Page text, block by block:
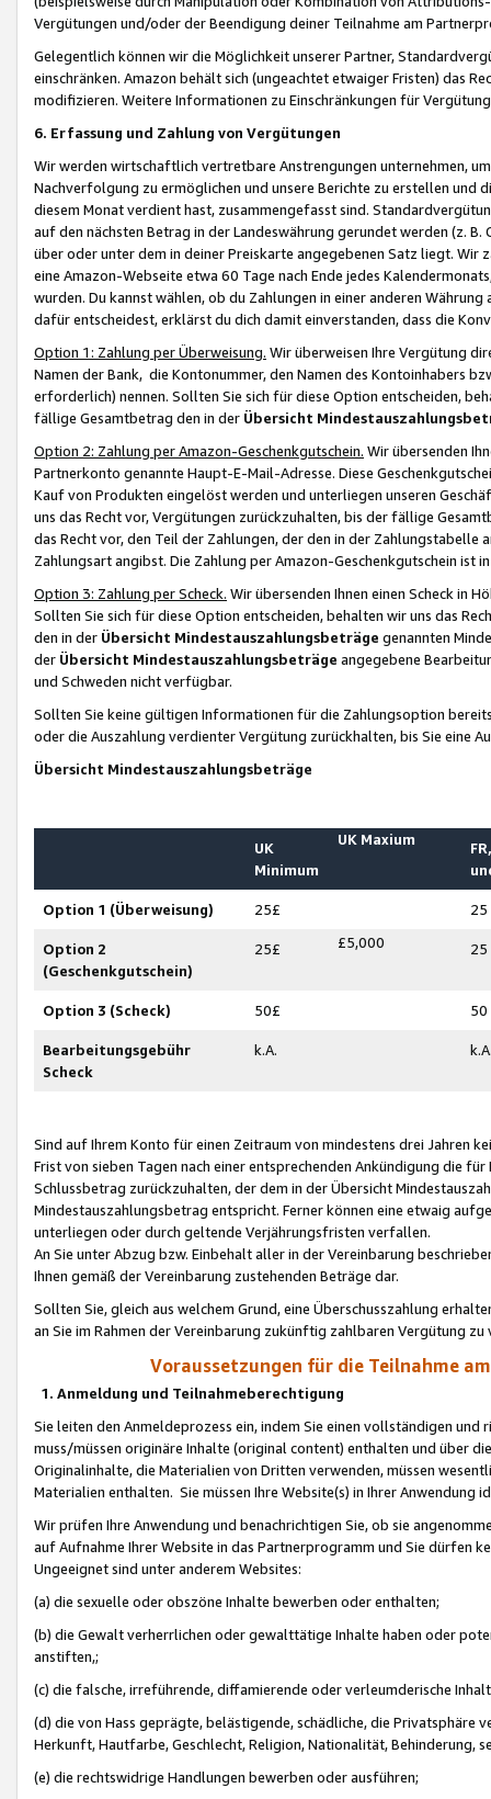
Vergütungen und/oder der Beendigung deiner Teilnahme am
Gelegentlich können wir die Möglichkeit unserer Partner,
einschränken. Amazon behält sich (ungeachtet etwaiger Fristen) das
modifizieren. Weitere Informationen zu Einschränkungen für
6. Erfassung und Zahlung von Vergütungen
Wir werden wirtschaftlich vertretbare Anstrengungen unternehmen,
Nachverfolgung zu ermöglichen und unsere Berichte zu erstellen und
diesem Monat verdient hast, zusammengefasst sind.
auf den nächsten Betrag in der Landeswährung gerundet werden (z.
über oder unter dem in deiner Preiskarte angegebenen Satz liegt.
eine Amazon-Webseite etwa 60 Tage nach Ende jedes
wurden. Du kannst wählen, ob du Zahlungen in einer anderen
dafür entscheidest, erklärst du dich damit einverstanden, dass die
Option 1: Zahlung per Überweisung. Wir überweisen Ihre Vergütung
Namen der Bank, die Kontonummer, den Namen des Kontoinhabers
erforderlich) nennen. Sollten Sie sich für diese Option entscheiden,
fällige Gesamtbetrag den in der Übersicht
Option 2: Zahlung per Amazon-Geschenkgutschein. Wir übersenden
Partnerkonto genannte Haupt-E-Mail-Adresse. Diese
Kauf von Produkten eingelöst werden und unterliegen unseren
uns das Recht vor, Vergütungen zurückzuhalten, bis der fällige
das Recht vor, den Teil der Zahlungen, der den in der
Zahlungsart angibst. Die Zahlung per Amazon-Geschenkgutschein ist
Option 3: Zahlung per Scheck. Wir übersenden Ihnen einen Scheck in
Sollten Sie sich für diese Option entscheiden, behalten wir uns das
den in der Übersicht Mindestauszahlungsbeträge genannten
der Übersicht Mindestauszahlungsbeträge angegebene
und Schweden nicht verfügbar.
Sollten Sie keine gültigen Informationen für die Zahlungsoption
oder die Auszahlung verdienter Vergütung zurückhalten, bis Sie
Übersicht Mindestauszahlungsbeträge
UK
Minimum
UK Maxium
Option 1 (Überweisung) 25£ 25
Option 2
(Geschenkgutschein)
25£ £5,000 25
Option 3 (Scheck) 50£ 50
Bearbeitungsgebühr
Scheck
k.A.
Sind auf Ihrem Konto für einen Zeitraum von mindestens drei Jahren
Frist von sieben Tagen nach einer entsprechenden Ankündigung die
Schlussbetrag zurückzuhalten, der dem in der Übersicht
Mindestauszahlungsbetrag entspricht. Ferner können eine etwaig
unterliegen oder durch geltende Verjährungsfristen verfallen.
An Sie unter Abzug bzw. Einbehalt aller in der Vereinbarung
Ihnen gemäß der Vereinbarung zustehenden Beträge dar.
Sollten Sie, gleich aus welchem Grund, eine Überschusszahlung
an Sie im Rahmen der Vereinbarung zukünftig zahlbaren Vergütung zu
Voraussetzungen für die Teilnahme
1. Anmeldung und Teilnahmeberechtigung
Sie leiten den Anmeldeprozess ein, indem Sie einen vollständigen
muss/müssen originäre Inhalte (original content) enthalten und über
Originalinhalte, die Materialien von Dritten verwenden, müssen
Materialien enthalten. Sie müssen Ihre Website(s) in Ihrer Anwendung
Wir prüfen Ihre Anwendung und benachrichtigen Sie, ob sie
auf Aufnahme Ihrer Website in das Partnerprogramm und Sie dürfen
Ungeeignet sind unter anderem Websites:
(a) die sexuelle oder obszöne Inhalte bewerben oder enthalten;
(b) die Gewalt verherrlichen oder gewalttätige Inhalte haben oder
anstiften,;
(c) die falsche, irreführende, diffamierende oder verleumderische
(d) die von Hass geprägte, belästigende, schädliche, die Privatsphäre
Herkunft, Hautfarbe, Geschlecht, Religion, Nationalität, Behinderung,
(e) die rechtswidrige Handlungen bewerben oder ausführen;